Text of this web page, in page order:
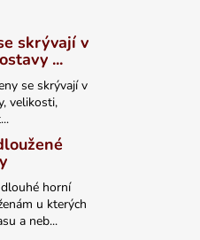
skrývají v
...
se skrývají v
velikosti,
horní
u kterých
a neb...